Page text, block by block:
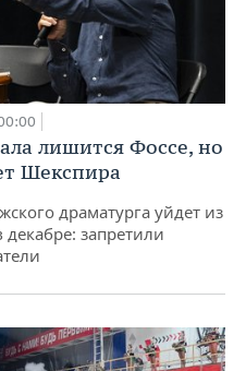
лишится Фоссе, но
Шекспира
драматурга уйдет из
декабре: запретили